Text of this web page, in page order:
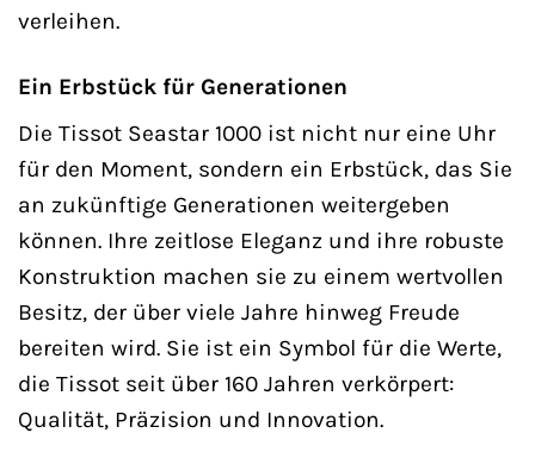
verleihen.
Ein Erbstück für Generationen
Die Tissot Seastar 1000 ist nicht nur eine Uhr
für den Moment, sondern ein Erbstück, das Sie
an zukünftige Generationen weitergeben
können. Ihre zeitlose Eleganz und ihre robuste
Konstruktion machen sie zu einem wertvollen
Besitz, der über viele Jahre hinweg Freude
bereiten wird. Sie ist ein Symbol für die Werte,
die Tissot seit über 160 Jahren verkörpert:
Qualität, Präzision und Innovation.